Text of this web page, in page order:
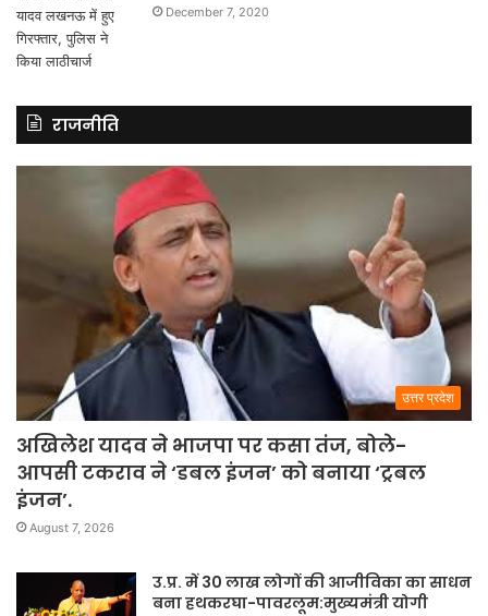
December 7, 2020
राजनीति
उत्तर प्रदेश
अखिलेश यादव ने भाजपा पर कसा तंज, बोले-
आपसी टकराव ने ‘डबल इंजन’ को बनाया ‘ट्रबल
इंजन’.
August 7, 2026
उ.प्र. में 30 लाख लोगों की आजीविका का साधन
बना हथकरघा-पावरलूम:मुख्यमंत्री योगी